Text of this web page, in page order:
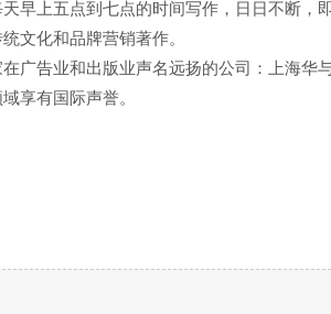
早上五点到七点的时间写作，日日不断，
文化和品牌营销著作。
广告业和出版业声名远扬的公司：上海华
享有国际声誉。